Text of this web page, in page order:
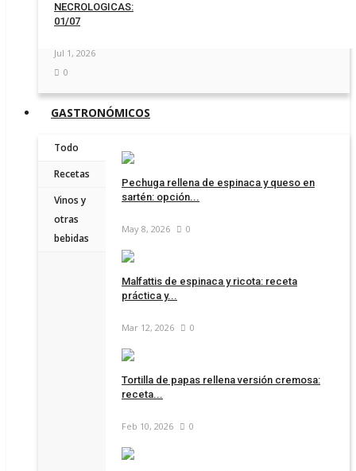
NECROLOGICAS:
01/07
Jul 1, 2026
0
GASTRONÓMICOS
Todo
Recetas
Vinos y
otras
bebidas
Pechuga rellena de espinaca y queso en
sartén: opción...
May 8, 2026 0
Malfattis de espinaca y ricota: receta
práctica y...
Mar 12, 2026 0
Tortilla de papas rellena versión cremosa:
receta...
Feb 10, 2026 0